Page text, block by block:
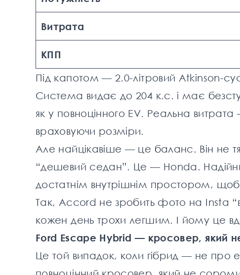
Витрата
КПП
Під капотом — 2.0-літровий Atkinson-
Система видає до 204 к.с. і має
як у повноцінного EV. Реальна
враховуючи розміри.
Але найцікавіше — це баланс. Він не
“дешевий седан”. Це — Honda.
достатнім внутрішнім простором, щоб
Так, Accord не зробить фото на Insta
кожен день трохи легшим. І йому це
Ford Escape Hybrid — кросовер, який
Це той випадок, коли гібрид — не